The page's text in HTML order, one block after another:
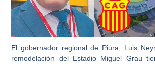
Elgobernador regional de Piura, Luis
remodelación del Estadio Miguel Grau